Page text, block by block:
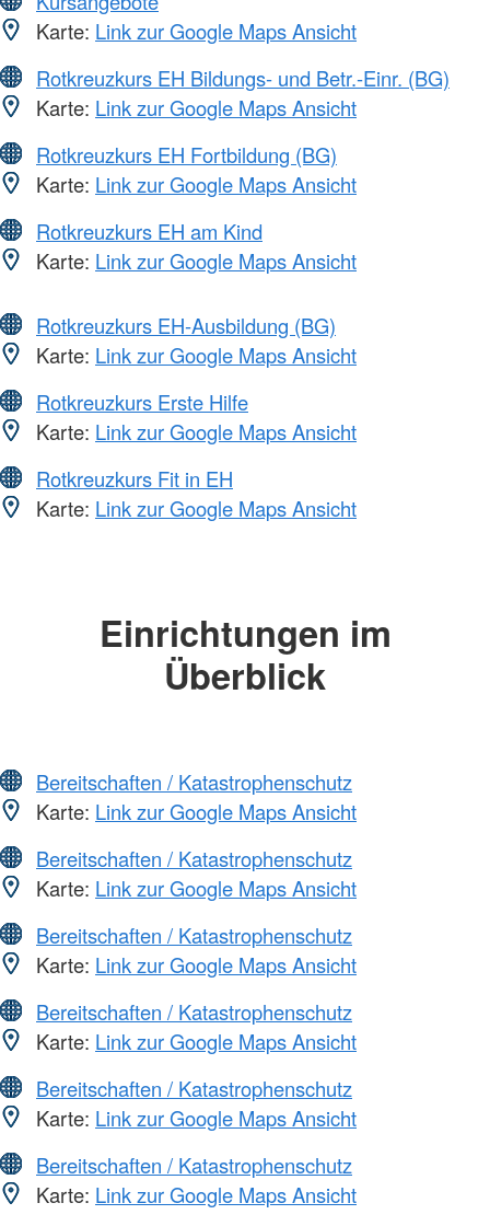
Karte: Link zur Google Maps Ansicht
Rotkreuzkurs EH Bildungs- und Betr.-Einr. (BG)
Karte: Link zur Google Maps Ansicht
Rotkreuzkurs EH Fortbildung (BG)
Karte: Link zur Google Maps Ansicht
Rotkreuzkurs EH am Kind
Karte: Link zur Google Maps Ansicht
Rotkreuzkurs EH-Ausbildung (BG)
Karte: Link zur Google Maps Ansicht
Rotkreuzkurs Erste Hilfe
Karte: Link zur Google Maps Ansicht
Rotkreuzkurs Fit in EH
Karte: Link zur Google Maps Ansicht
Einrichtungen im
Überblick
Bereitschaften / Katastrophenschutz
Karte: Link zur Google Maps Ansicht
Bereitschaften / Katastrophenschutz
Karte: Link zur Google Maps Ansicht
Bereitschaften / Katastrophenschutz
Karte: Link zur Google Maps Ansicht
Bereitschaften / Katastrophenschutz
Karte: Link zur Google Maps Ansicht
Bereitschaften / Katastrophenschutz
Karte: Link zur Google Maps Ansicht
Bereitschaften / Katastrophenschutz
Karte: Link zur Google Maps Ansicht